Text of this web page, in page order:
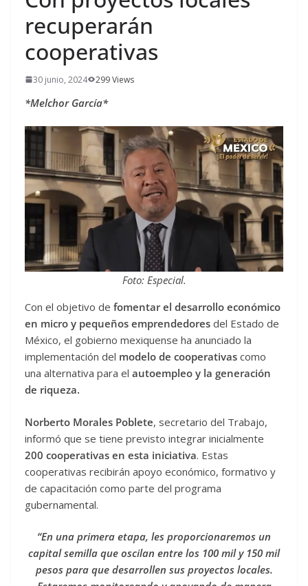
recuperarán
cooperativas
30 junio, 2024 299 Views
*Melchor García*
Foto: Especial.
Con el objetivo de fomentar el desarrollo económico
en micro y pequeños emprendedores del Estado de
México, el gobierno mexiquense ha anunciado la
implementación del modelo de cooperativas como
una alternativa para el autoempleo y la generación
de riqueza.
Norberto Morales Poblete, secretario del Trabajo,
informó que se tiene previsto integrar inicialmente
200 cooperativas en esta iniciativa. Estas
cooperativas recibirán apoyo económico, formativo y
de capacitación como parte del programa
gubernamental.
“En una primera etapa, les proporcionaremos un
capital semilla que oscilan entre los 100 mil y 150 mil
pesos para que desarrollen sus proyectos locales.